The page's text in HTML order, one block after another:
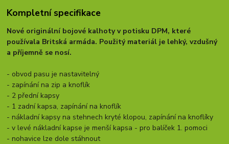
Kompletní specifikace
Nové originální bojové kalhoty v potisku DPM, které
používala Britská armáda. Použitý materiál je lehký, vzdušný
a příjemně se nosí.
- obvod pasu je nastavitelný
- zapínání na zip a knoflík
- 2 přední kapsy
- 1 zadní kapsa, zapínání na knoflík
- nákladní kapsy na stehnech kryté klopou, zapínání na knoflíky
- v levé nákladní kapse je menší kapsa - pro balíček 1. pomoci
- nohavice lze dole stáhnout